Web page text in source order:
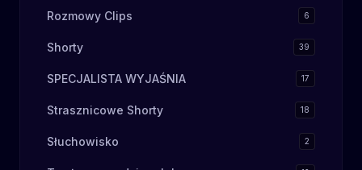
Rozmowy Clips 6
Shorty 39
SPECJALISTA WYJAŚNIA 17
Strasznicowe Shorty 18
Słuchowisko 2